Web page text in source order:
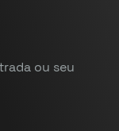
ou seu